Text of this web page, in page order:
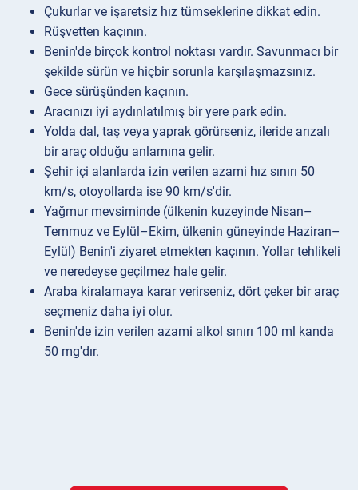
Çukurlar ve işaretsiz hız tümseklerine dikkat edin.
Rüşvetten kaçının.
Benin'de birçok kontrol noktası vardır. Savunmacı bir
şekilde sürün ve hiçbir sorunla karşılaşmazsınız.
Gece sürüşünden kaçının.
Aracınızı iyi aydınlatılmış bir yere park edin.
Yolda dal, taş veya yaprak görürseniz, ileride arızalı
bir araç olduğu anlamına gelir.
Şehir içi alanlarda izin verilen azami hız sınırı 50
km/s, otoyollarda ise 90 km/s'dir.
Yağmur mevsiminde (ülkenin kuzeyinde Nisan–
Temmuz ve Eylül–Ekim, ülkenin güneyinde Haziran–
Eylül) Benin'i ziyaret etmekten kaçının. Yollar tehlikeli
ve neredeyse geçilmez hale gelir.
Araba kiralamaya karar verirseniz, dört çeker bir araç
seçmeniz daha iyi olur.
Benin'de izin verilen azami alkol sınırı 100 ml kanda
50 mg'dır.